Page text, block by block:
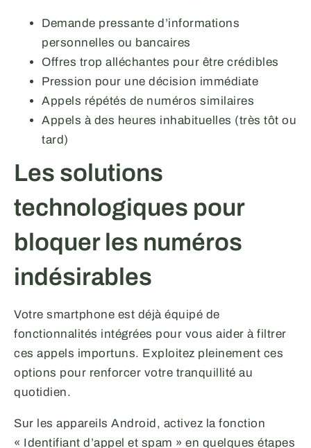
Demande pressante d’informations
personnelles ou bancaires
Offres trop alléchantes pour être crédibles
Pression pour une décision immédiate
Appels répétés de numéros similaires
Appels à des heures inhabituelles (très tôt ou
tard)
Les solutions
technologiques pour
bloquer les numéros
indésirables
Votre smartphone est déjà équipé de
fonctionnalités intégrées pour vous aider à filtrer
ces appels importuns. Exploitez pleinement ces
options pour renforcer votre tranquillité au
quotidien.
Sur les appareils Android, activez la fonction
« Identifiant d’appel et spam » en quelques étapes